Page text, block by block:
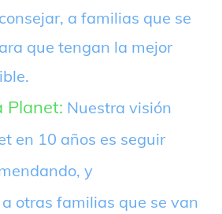
a familias que se
que tengan la mejor
Planet: Nuestra visión
en 10 años es seguir
y
otras familias que se van